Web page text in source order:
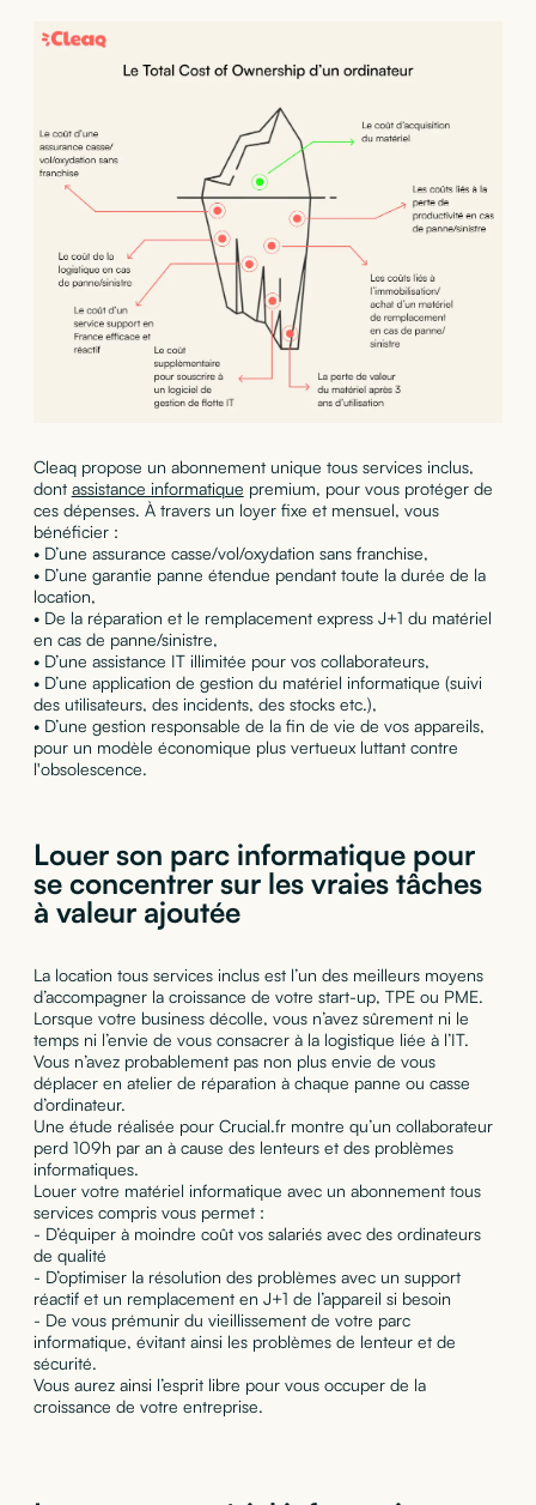
Cleaq propose un abonnement unique tous services inclus,
dont assistance informatique premium, pour vous protéger de
ces dépenses. À travers un loyer fixe et mensuel, vous
bénéficier :
• D’une assurance casse/vol/oxydation sans franchise,
• D’une garantie panne étendue pendant toute la durée de la
location,
• De la réparation et le remplacement express J+1 du matériel
en cas de panne/sinistre,
• D’une assistance IT illimitée pour vos collaborateurs,
• D’une application de gestion du matériel informatique (suivi
des utilisateurs, des incidents, des stocks etc.),
• D’une gestion responsable de la fin de vie de vos appareils,
pour un modèle économique plus vertueux luttant contre
l'obsolescence.
Louer son parc informatique pour
se concentrer sur les vraies tâches
à valeur ajoutée
La location tous services inclus est l’un des meilleurs moyens
d’accompagner la croissance de votre start-up, TPE ou PME.
Lorsque votre business décolle, vous n’avez sûrement ni le
temps ni l’envie de vous consacrer à la logistique liée à l’IT.
Vous n’avez probablement pas non plus envie de vous
déplacer en atelier de réparation à chaque panne ou casse
d’ordinateur.
Une étude réalisée pour Crucial.fr montre qu’un collaborateur
perd 109h par an à cause des lenteurs et des problèmes
informatiques.
Louer votre matériel informatique avec un abonnement tous
services compris vous permet :
- D’équiper à moindre coût vos salariés avec des ordinateurs
de qualité
- D’optimiser la résolution des problèmes avec un support
réactif et un remplacement en J+1 de l’appareil si besoin
- De vous prémunir du vieillissement de votre parc
informatique, évitant ainsi les problèmes de lenteur et de
sécurité.
Vous aurez ainsi l’esprit libre pour vous occuper de la
croissance de votre entreprise.